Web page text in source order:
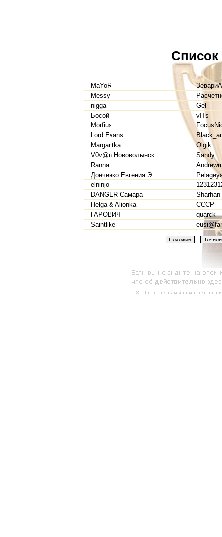
Список
MaYoR
Messy
nigga
Gel
Босой
vITs
Morfius
Lord Evans
Margaritka
Olgik
V0v@n Нововолынск
Sandy
Ranna
Донченко Евгения Э
elninjo
DANGER-Самара
Sharhan
Helga & Alionka
CCCP
ГАРОВИЧ
quarck
Saintlike